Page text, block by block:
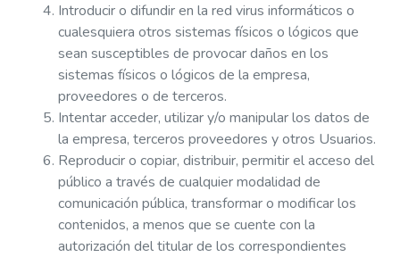
Introducir o difundir en la red virus informáticos o
cualesquiera otros sistemas físicos o lógicos que
sean susceptibles de provocar daños en los
sistemas físicos o lógicos de la empresa,
proveedores o de terceros.
Intentar acceder, utilizar y/o manipular los datos de
la empresa, terceros proveedores y otros Usuarios.
Reproducir o copiar, distribuir, permitir el acceso del
público a través de cualquier modalidad de
comunicación pública, transformar o modificar los
contenidos, a menos que se cuente con la
autorización del titular de los correspondientes